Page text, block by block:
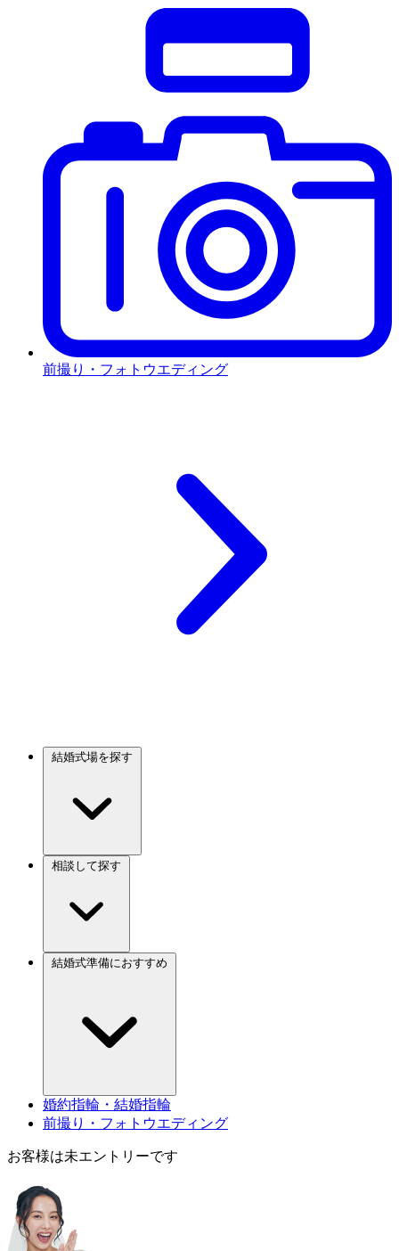
前撮り・フォトウエディング
婚約指輪・結婚指輪
前撮り・フォトウエディング
お客様は未エントリーです